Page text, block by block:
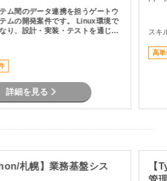
ム間のデータ連携を担うゲートウ
開発案件です。 Linux環境で
り、設計・実装・テストを通じて
安定稼働を支える役割を担当いた
開発
い方におすすめです。
詳細を見る
スキ
高単
札幌】業務基盤シス
【